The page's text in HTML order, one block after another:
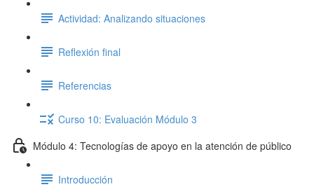
Actividad: Analizando situaciones
Reflexión final
Referencias
Curso 10: Evaluación Módulo 3
Módulo 4: Tecnologías de apoyo en la atención de público
Introducción